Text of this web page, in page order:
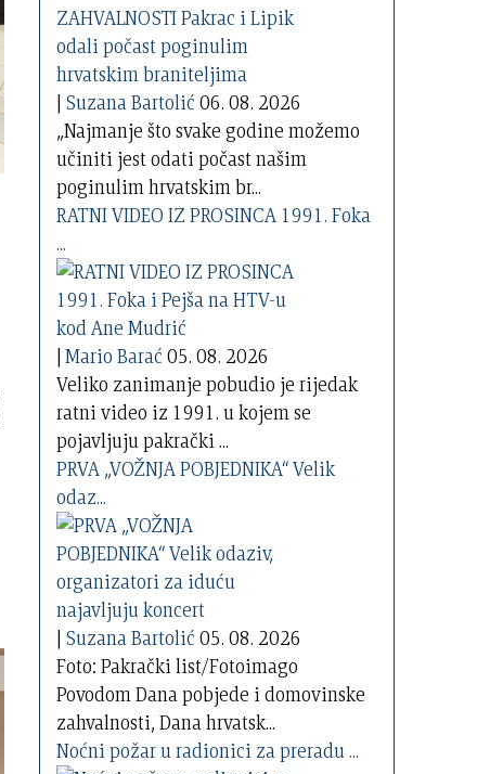
| Suzana Bartolić 06. 08. 2026
„Najmanje što svake godine možemo
učiniti jest odati počast našim
poginulim hrvatskim br...
RATNI VIDEO IZ PROSINCA 1991. Foka
...
|Mario Barać 05. 08. 2026
Veliko zanimanje pobudio je rijedak
ratni video iz 1991. u kojem se
pojavljuju pakrački ...
PRVA „VOŽNJA POBJEDNIKA“ Velik
odaz...
| Suzana Bartolić 05. 08. 2026
Foto: Pakrački list/Fotoimago
Povodom Dana pobjede i domovinske
zahvalnosti, Dana hrvatsk...
Noćni požar u radionici za preradu ...